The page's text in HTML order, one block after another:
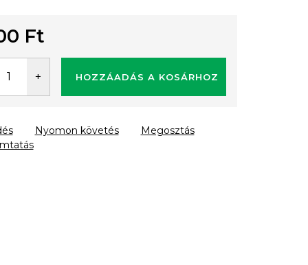
Ft
HOZZÁADÁS A KOSÁRHOZ
Nyomon követés Megosztás